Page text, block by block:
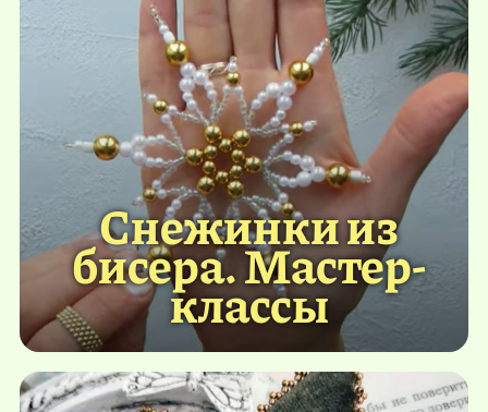
Снежинки из
бисера. Мастер-
классы